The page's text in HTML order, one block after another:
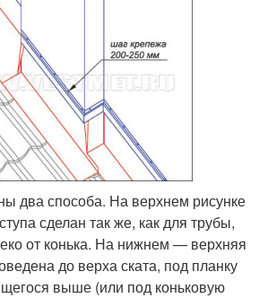
два способа. На верхнем рисунке
сделан так же, как для трубы,
от конька. На нижнем — верхняя
до верха ската, под планку
выше (или под коньковую